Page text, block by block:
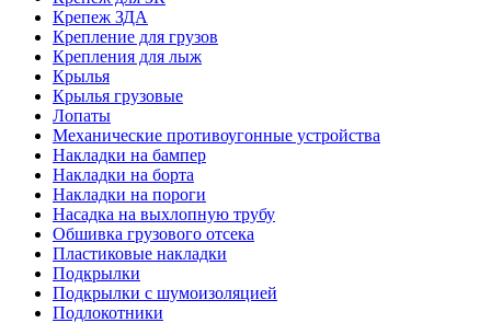
Крепеж ЗДА
Крепление для грузов
Крепления для лыж
Крылья
Крылья грузовые
Лопаты
Механические противоугонные устройства
Накладки на бампер
Накладки на борта
Накладки на пороги
Насадка на выхлопную трубу
Обшивка грузового отсека
Пластиковые накладки
Подкрылки
Подкрылки с шумоизоляцией
Подлокотники